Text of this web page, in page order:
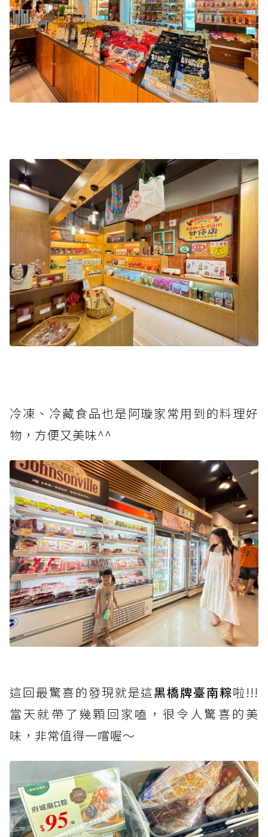
冷凍、冷藏食品也是阿璇家常用到的料理好
物，方便又美味^^
這回最驚喜的發現就是這黑橋牌臺南粽啦!!!
當天就帶了幾顆回家嗑，很令人驚喜的美
味，非常值得一嚐喔～